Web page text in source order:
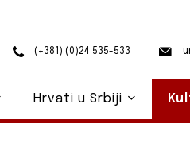
(+381) (0)24 535-533
Hrvati u Srbiji